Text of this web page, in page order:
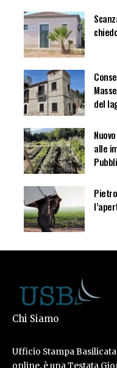
del
alle
Chi Siamo
Ufficio Stampa
online, è una Testata